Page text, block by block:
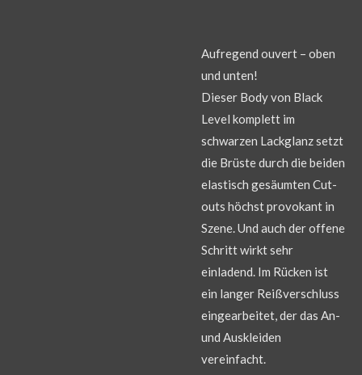
Aufregend ouvert – oben
und unten!
Dieser Body von Black
Level komplett im
schwarzen Lackglanz setzt
die Brüste durch die beiden
elastisch gesäumten Cut-
outs höchst provokant in
Szene. Und auch der offene
Schritt wirkt sehr
einladend. Im Rücken ist
ein langer Reißverschluss
eingearbeitet, der das An-
und Auskleiden
vereinfacht.